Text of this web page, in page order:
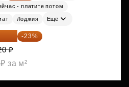
- платите потом
Лоджия Ещё
₽ -23%
₽
за м²